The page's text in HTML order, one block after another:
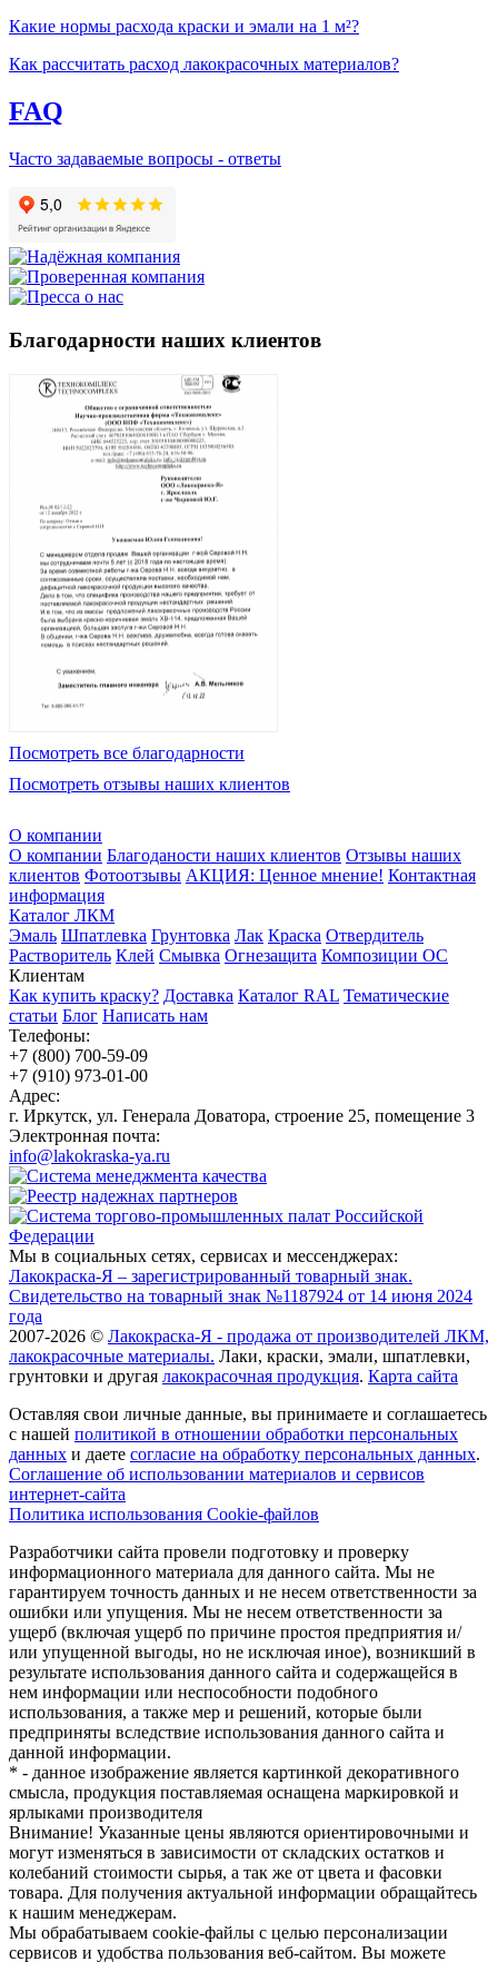
Какие нормы расхода краски и эмали на 1 м²?
Как рассчитать расход лакокрасочных материалов?
FAQ
Часто задаваемые вопросы - ответы
Благодарности наших клиентов
Посмотреть все благодарности
Посмотреть отзывы наших клиентов
О компании
О компании Благоданости наших клиентов Отзывы наших
клиентов Фотоотзывы АКЦИЯ: Ценное мнение! Контактная
информация
Каталог ЛКМ
Эмаль Шпатлевка Грунтовка Лак Краска Отвердитель
Растворитель Клей Смывка Огнезащита Композиции ОС
Клиентам
Как купить краску? Доставка Каталог RAL Тематические
статьи Блог Написать нам
Телефоны:
+7 (800) 700-59-09
+7 (910) 973-01-00
Адрес:
г. Иркутск, ул. Генерала Доватора, строение 25, помещение 3
Электронная почта:
info@lakokraska-ya.ru
Мы в социальных сетях, сервисах и мессенджерах:
Лакокраска-Я – зарегистрированный товарный знак.
Свидетельство на товарный знак №1187924 от 14 июня 2024
года
2007-2026 © Лакокраска-Я - продажа от производителей ЛКМ,
лакокрасочные материалы. Лаки, краски, эмали, шпатлевки,
грунтовки и другая лакокрасочная продукция. Карта сайта
Оставляя свои личные данные, вы принимаете и соглашаетесь
с нашей политикой в отношении обработки персональных
данных и даете cогласие на обработку персональных данных.
Соглашение об использовании материалов и сервисов
интернет-сайта
Политика использования Cookie-файлов
Разработчики сайта провели подготовку и проверку
информационного материала для данного сайта. Мы не
гарантируем точность данных и не несем ответственности за
ошибки или упущения. Мы не несем ответственности за
ущерб (включая ущерб по причине простоя предприятия и/
или упущенной выгоды, но не исключая иное), возникший в
результате использования данного сайта и содержащейся в
нем информации или неспособности подобного
использования, а также мер и решений, которые были
предприняты вследствие использования данного сайта и
данной информации.
* - данное изображение является картинкой декоративного
смысла, продукция поставляемая оснащена маркировкой и
ярлыками производителя
Внимание! Указанные цены являются ориентировочными и
могут изменяться в зависимости от складских остатков и
колебаний стоимости сырья, а так же от цвета и фасовки
товара. Для получения актуальной информации обращайтесь
к нашим менеджерам.
Мы обрабатываем cookie-файлы с целью персонализации
сервисов и удобства пользования веб-сайтом. Вы можете